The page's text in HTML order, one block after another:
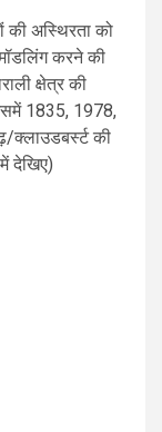
अस्थिरता को
करने की
क्षेत्र की
1835, 1978,
की
देखिए)